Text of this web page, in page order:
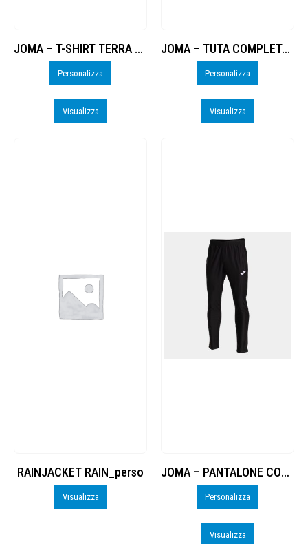
JOMA – T-SHIRT TERRA DANUBIO – PERSO
Personalizza
Visualizza
JOMA – TUTA COMPLETA TERRA DANUBIO – PERSO
Personalizza
Visualizza
RAINJACKET RAIN_perso
Visualizza
JOMA – PANTALONE COMBI PREMIUM – PERSO
Personalizza
Visualizza